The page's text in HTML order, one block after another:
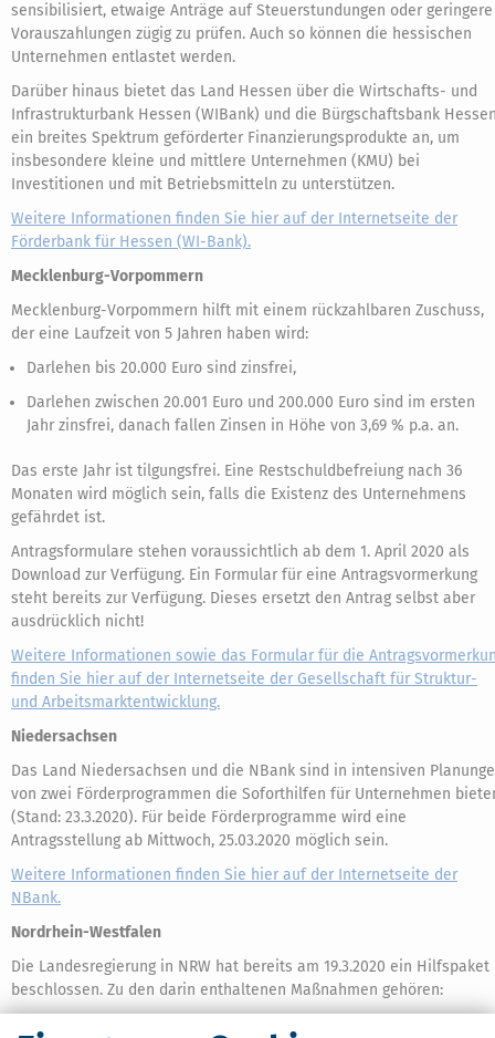
sensibilisiert, etwaige Anträge auf Steuerstundungen oder geringere
Vorauszahlungen zügig zu prüfen. Auch so können die hessischen
Unternehmen entlastet werden.
Darüber hinaus bietet das Land Hessen über die Wirtschafts- und
Infrastrukturbank Hessen (WIBank) und die Bürgschaftsbank
ein breites Spektrum geförderter Finanzierungsprodukte an, um
insbesondere kleine und mittlere Unternehmen (KMU) bei
Investitionen und mit Betriebsmitteln zu unterstützen.
Weitere Informationen finden Sie hier auf der Internetseite der
Förderbank für Hessen (WI-Bank).
Mecklenburg-Vorpommern
Mecklenburg-Vorpommern hilft mit einem rückzahlbaren Zuschuss,
der eine Laufzeit von 5 Jahren haben wird:
Darlehen bis 20.000 Euro sind zinsfrei,
Darlehen zwischen 20.001 Euro und 200.000 Euro sind im ersten
Jahr zinsfrei, danach fallen Zinsen in Höhe von 3,69 % p.a. an.
Das erste Jahr ist tilgungsfrei. Eine Restschuldbefreiung nach 36
Monaten wird möglich sein, falls die Existenz des Unternehmens
gefährdet ist.
Antragsformulare stehen voraussichtlich ab dem 1. April 2020 als
Download zur Verfügung. Ein Formular für eine Antragsvormerkung
steht bereits zur Verfügung. Dieses ersetzt den Antrag selbst aber
ausdrücklich nicht!
Weitere Informationen sowie das Formular für die
finden Sie hier auf der Internetseite der Gesellschaft für Struktur-
und Arbeitsmarktentwicklung.
Niedersachsen
Das Land Niedersachsen und die NBank sind in intensiven
von zwei Förderprogrammen die Soforthilfen für Unternehmen
(Stand: 23.3.2020). Für beide Förderprogramme wird eine
Antragsstellung ab Mittwoch, 25.03.2020 möglich sein.
Weitere Informationen finden Sie hier auf der Internetseite der
NBank.
Nordrhein-Westfalen
Die Landesregierung in NRW hat bereits am 19.3.2020 ein Hilfspaket
beschlossen. Zu den darin enthaltenen Maßnahmen gehören: